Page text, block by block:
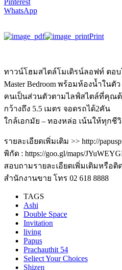
WhatsApp
Print
ทาวน์โฮมสไตล์โมเดิรน์ลอฟท์ ตอ
Master Bedroom พร้อมห้องน้ำในตั
คนเป็นส่วนตัวตามไลฟ์สไตล์ที่คุณ
กว้างถึง 5.5 เมตร จอดรถได้2คัน
ใกล้เอกมัย – ทองหล่อ เน้นให้ทุกชี
รายละเอียดเพิ่มเติม >> http://
พิกัด : https://goo.gl/maps/
สอบถามรายละเอียดเพิ่มเติมหรือติ
สำนักงานขาย โทร 02 618 8888
TAGS
Ashi
Double Space
Invitation
living
Papus
Prachauthit 54
Seliect Your Choices
Shizen